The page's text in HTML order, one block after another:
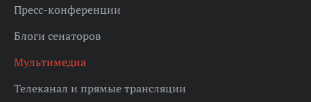
Пресс-конференции
Блоги сенаторов
Мультимедиа
Телеканал и прямые трансляции